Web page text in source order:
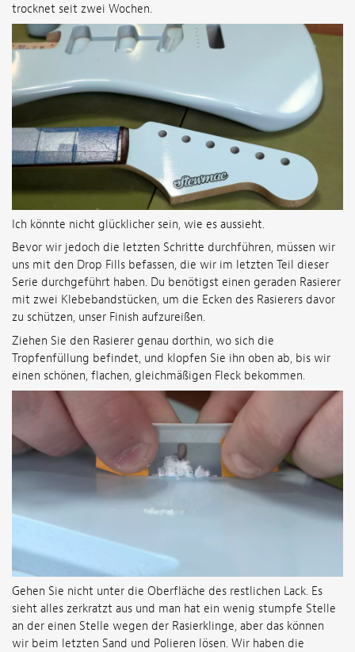
trocknet seit zwei Wochen.
Ich könnte nicht glücklicher sein, wie es aussieht.
Bevor wir jedoch die letzten Schritte durchführen, müssen wir
uns mit den Drop Fills befassen, die wir im letzten Teil dieser
Serie durchgeführt haben. Du benötigst einen geraden Rasierer
mit zwei Klebebandstücken, um die Ecken des Rasierers davor
zu schützen, unser Finish aufzureißen.
Ziehen Sie den Rasierer genau dorthin, wo sich die
Tropfenfüllung befindet, und klopfen Sie ihn oben ab, bis wir
einen schönen, flachen, gleichmäßigen Fleck bekommen.
Gehen Sie nicht unter die Oberfläche des restlichen Lack. Es
sieht alles zerkratzt aus und man hat ein wenig stumpfe Stelle
an der einen Stelle wegen der Rasierklinge, aber das können
wir beim letzten Sand und Polieren lösen. Wir haben die